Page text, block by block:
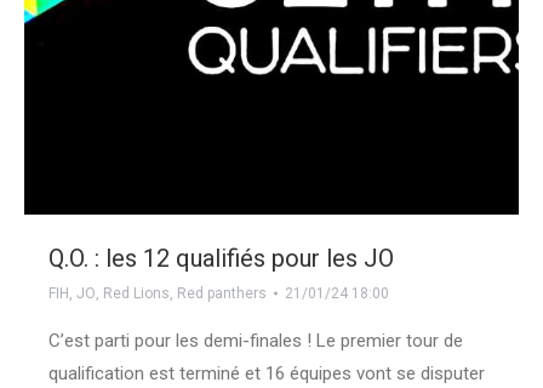
Q.O. : les 12 qualifiés pour les JO
FIH , JO, Red Lions, Red panthers 21/01/24 18:00
C’est parti pour les demi-finales ! Le premier tour de
qualification est terminé et 16 équipes vont se disputer